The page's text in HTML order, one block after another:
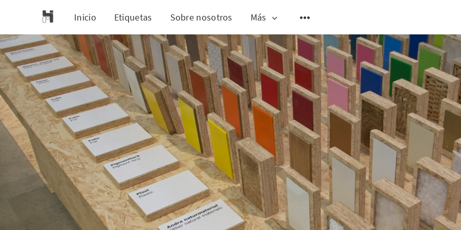
Inicio Etiquetas Sobre nosotros Más